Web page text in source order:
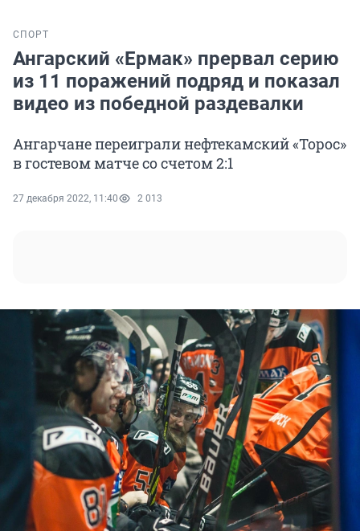
СПОРТ
Ангарский «Ермак» прервал серию
из 11 поражений подряд и показал
видео из победной раздевалки
Ангарчане переиграли нефтекамский «Торос»
в гостевом матче со счетом 2:1
27 декабря 2022, 11:40 2 013